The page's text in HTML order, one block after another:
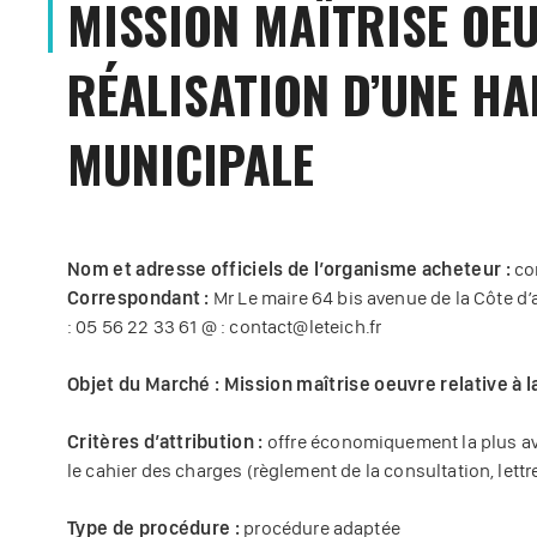
MISSION MAÎTRISE
RÉALISATION D’UNE
MUNICIPALE
Nom et adresse officiels de l’organisme acheteur :
Correspondant : Mr Le maire 64 bis avenue de la Côte
: 05 56 22 33 61 @ : contact@leteich.fr
Objet du Marché : Mission maîtrise oeuvre relative à
Critères d’attribution : offre économiquement la plus
le cahier des charges (règlement de la consultation,
Type de procédure : procédure adaptée